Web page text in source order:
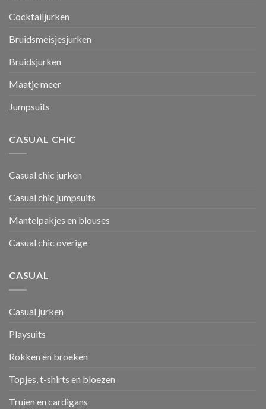
Cocktailjurken
Bruidsmeisjesjurken
Bruidsjurken
Maatje meer
Jumpsuits
CASUAL CHIC
Casual chic jurken
Casual chic jumpsuits
Mantelpakjes en blouses
Casual chic overige
CASUAL
Casual jurken
Playsuits
Rokken en broeken
Topjes, t-shirts en bloezen
Truien en cardigans